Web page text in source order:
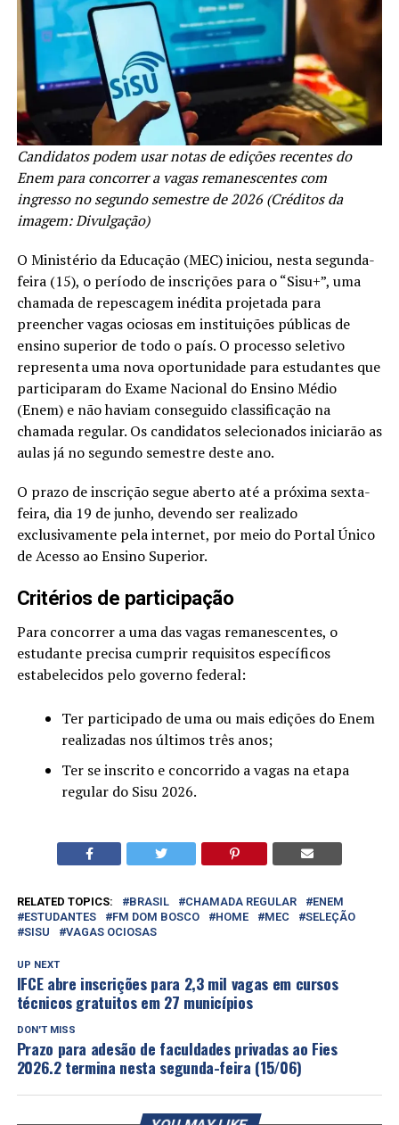
Candidatos podem usar notas de edições recentes do
Enem para concorrer a vagas remanescentes com
ingresso no segundo semestre de 2026 (Créditos da
imagem: Divulgação)
O Ministério da Educação (MEC) iniciou, nesta segunda-
feira (15), o período de inscrições para o “Sisu+”, uma
chamada de repescagem inédita projetada para
preencher vagas ociosas em instituições públicas de
ensino superior de todo o país. O processo seletivo
representa uma nova oportunidade para estudantes que
participaram do Exame Nacional do Ensino Médio
(Enem) e não haviam conseguido classificação na
chamada regular. Os candidatos selecionados iniciarão as
aulas já no segundo semestre deste ano.
O prazo de inscrição segue aberto até a próxima sexta-
feira, dia 19 de junho, devendo ser realizado
exclusivamente pela internet, por meio do Portal Único
de Acesso ao Ensino Superior.
Critérios de participação
Para concorrer a uma das vagas remanescentes, o
estudante precisa cumprir requisitos específicos
estabelecidos pelo governo federal:
Ter participado de uma ou mais edições do Enem
realizadas nos últimos três anos;
Ter se inscrito e concorrido a vagas na etapa
regular do Sisu 2026.
RELATED TOPICS: BRASIL CHAMADA REGULAR
ENEM
ESTUDANTES
FM DOM BOSCO HOME MEC
SELEÇÃO
SISU
VAGAS OCIOSAS
UP NEXT
IFCE abre inscrições para 2,3 mil vagas em cursos
técnicos gratuitos em 27 municípios
DON'T MISS
Prazo para adesão de faculdades privadas ao Fies
2026.2 termina nesta segunda-feira (15/06)